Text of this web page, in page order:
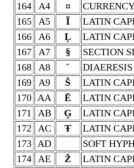
164
A4 ¤
165
A5 Ĩ
LATIN
166
A6 Ļ
LATIN
167
A7 §
SECTION
168
A8 ¨
DIAERESIS
169
A9 Š
LATIN
170
AA Ē
LATIN
171
AB Ģ
LATIN
172
AC Ŧ
LATIN
173
AD
SOFT
174
AE Ž
LATIN